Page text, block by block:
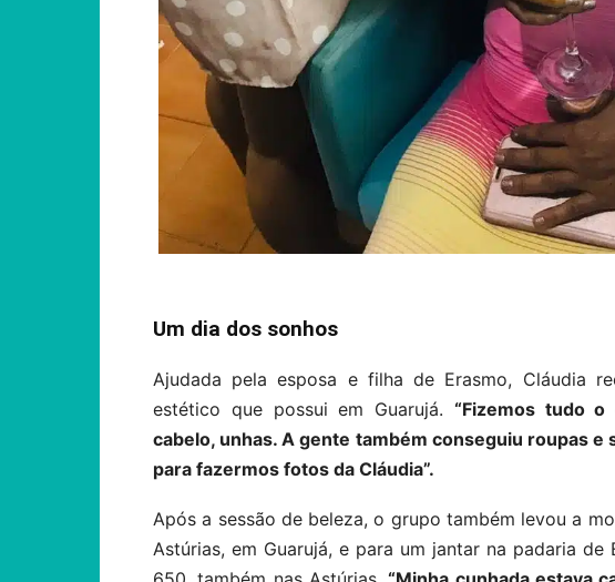
Um dia dos sonhos
Ajudada pela esposa e filha de Erasmo, Cláudia
estético que possui em Guarujá. “Fizemos tudo
cabelo, unhas. A gente também conseguiu roupas e
para fazermos fotos da Cláudia”.
Após a sessão de beleza, o grupo também levou a
Astúrias, em Guarujá, e para um jantar na padaria de